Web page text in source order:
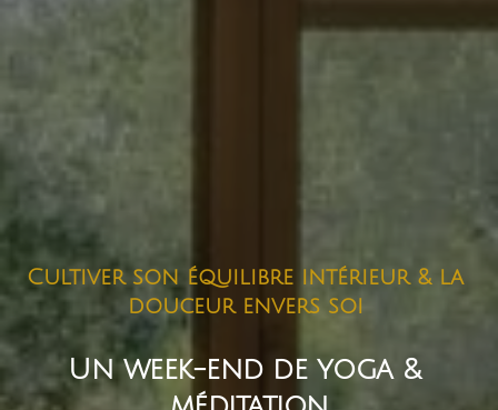
Cultiver son équilibre intérieur & la
douceur envers soi
Un week-end de yoga &